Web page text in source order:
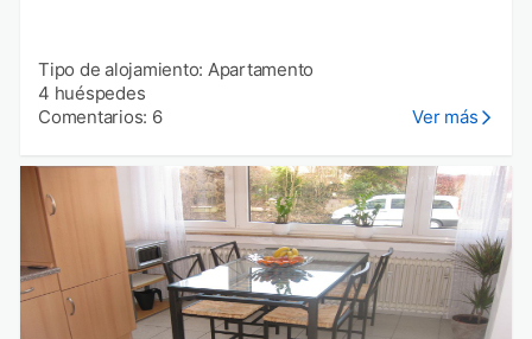
Tipo de alojamiento: Apartamento
4 huéspedes
Comentarios: 6
Ver más